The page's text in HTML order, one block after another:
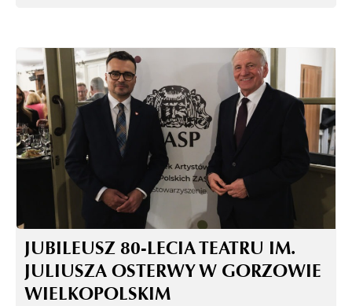
JUBILEUSZ 80-LECIA TEATRU IM.
JULIUSZA OSTERWY W GORZOWIE
WIELKOPOLSKIM